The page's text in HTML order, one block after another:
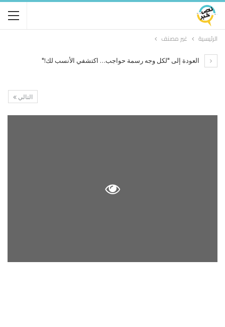
الرئيسية غير مصنف
العودة إلى "لكل وجه رسمة حواجب… اكتشفي الأنسب لك!"
التالي